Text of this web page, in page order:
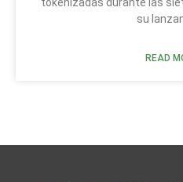
tokenizadas durante las
su
READ